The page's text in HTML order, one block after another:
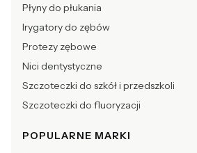
Płyny do płukania
Irygatory do zębów
Protezy zębowe
Nici dentystyczne
Szczoteczki do szkół i przedszkoli
Szczoteczki do fluoryzacji
POPULARNE MARKI